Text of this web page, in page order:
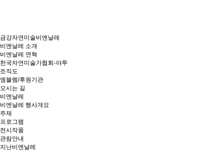
금강자연미술비엔날레
비엔날레 소개
비엔날레 연혁
한국자연미술가협회-야투
조직도
엠블렘/후원기관
오시는 길
비엔날레
비엔날레 행사개요
주제
프로그램
전시작품
관람안내
지난비엔날레